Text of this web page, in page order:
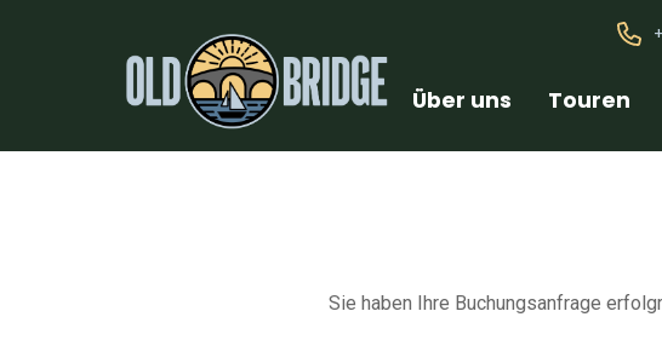
Über uns Touren
Sie haben Ihre Buchungsanfrage